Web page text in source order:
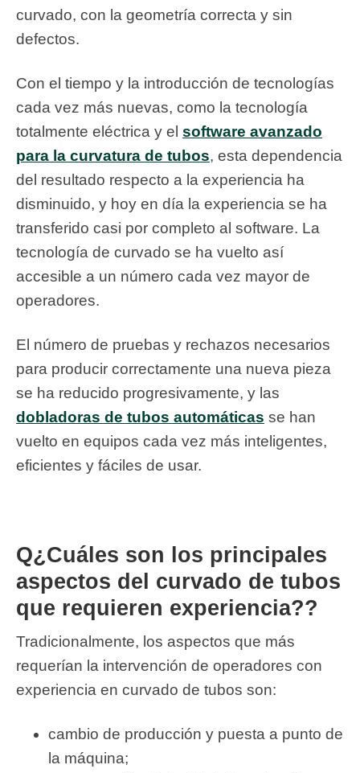
curvado, con la geometría correcta y sin
defectos.
Con el tiempo y la introducción de tecnologías
cada vez más nuevas, como la tecnología
totalmente eléctrica y el software avanzado
para la curvatura de tubos, esta dependencia
del resultado respecto a la experiencia ha
disminuido, y hoy en día la experiencia se ha
transferido casi por completo al software. La
tecnología de curvado se ha vuelto así
accesible a un número cada vez mayor de
operadores.
El número de pruebas y rechazos necesarios
para producir correctamente una nueva pieza
se ha reducido progresivamente, y las
dobladoras de tubos automáticas se han
vuelto en equipos cada vez más inteligentes,
eficientes y fáciles de usar.
Q¿Cuáles son los principales
aspectos del curvado de tubos
que requieren experiencia??
Tradicionalmente, los aspectos que más
requerían la intervención de operadores con
experiencia en curvado de tubos son:
cambio de producción y puesta a punto de
la máquina;